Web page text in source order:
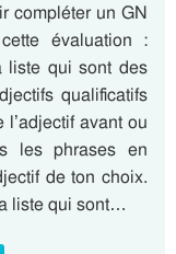
compléter un GN
évaluation :
liste qui sont des
qualificatifs
avant ou
les phrases en
de ton choix.
liste qui sont…